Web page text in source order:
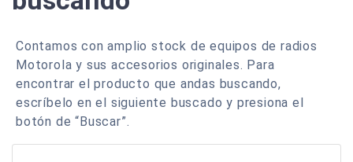
Contamos con amplio stock de equipos de radios
Motorola y sus accesorios originales. Para
encontrar el producto que andas buscando,
escríbelo en el siguiente buscado y presiona el
botón de “Buscar”.